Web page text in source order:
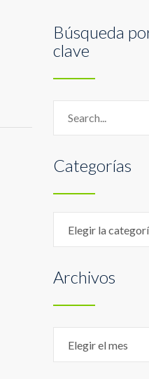
Búsqueda
clave
Categorías
Elegir la
Archivos
Elegir el mes